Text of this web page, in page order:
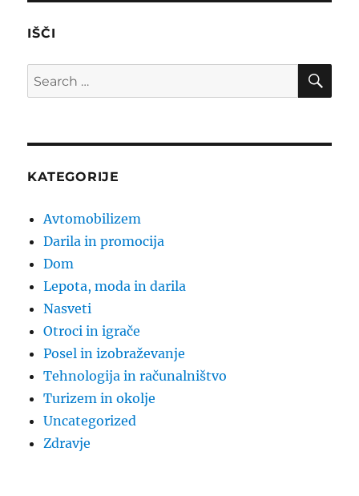
IŠČI
Search
for:
KATEGORIJE
Avtomobilizem
Darila in promocija
Dom
Lepota, moda in darila
Nasveti
Otroci in igrače
Posel in izobraževanje
Tehnologija in računalništvo
Turizem in okolje
Uncategorized
Zdravje